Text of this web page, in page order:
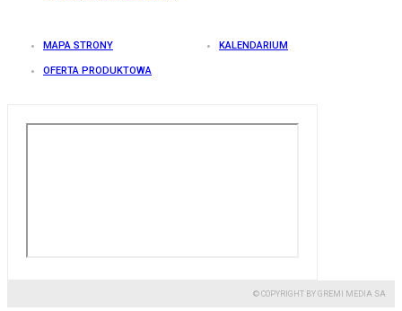
MAPA STRONY KALENDARIUM
OFERTA PRODUKTOWA
© COPYRIGHT BY GREMI MEDIA SA